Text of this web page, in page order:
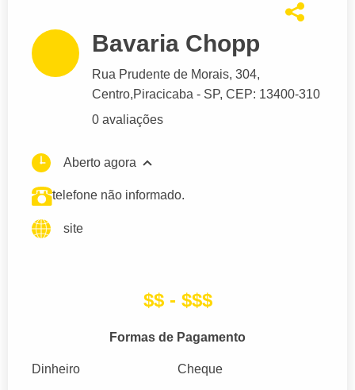
Bavaria Chopp
Rua Prudente de Morais, 304,
Centro,Piracicaba - SP, CEP: 13400-310
0 avaliações
Aberto agora
telefone não informado.
site
$$ - $$$
Formas de Pagamento
Dinheiro Cheque